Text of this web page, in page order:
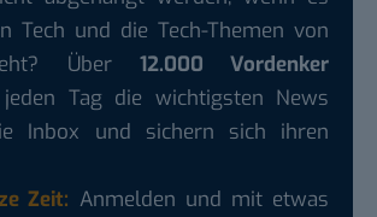
Tech und die Tech-Themen von
Über 12.000 Vordenker
Tag die wichtigsten News
Inbox und sichern sich ihren
Zeit: Anmelden und mit etwas